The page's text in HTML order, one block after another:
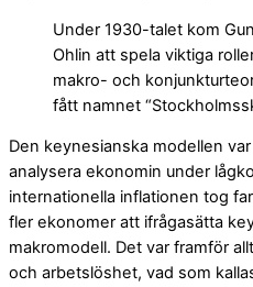
Under 1930-talet kom
Ohlin att spela viktiga
makro- och
fått namnet
Den keynesianska modellen
analysera ekonomin under
internationella inflationen tog
fler ekonomer att ifrågasätta
makromodell. Det var framför
och arbetslöshet, vad som